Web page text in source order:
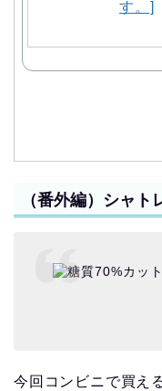
（番外編）シャ
今回コンビニで買え